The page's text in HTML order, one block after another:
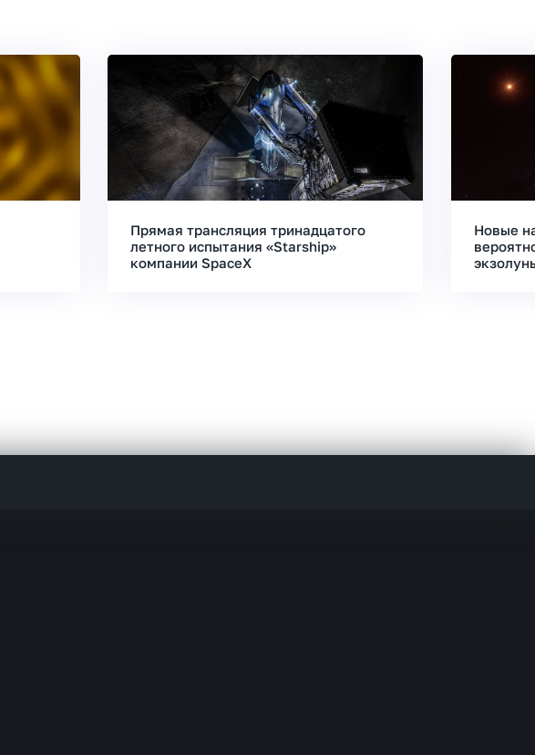
Прямая трансляция тринадцатого
летного испытания «Starship»
компании SpaceX
Новые